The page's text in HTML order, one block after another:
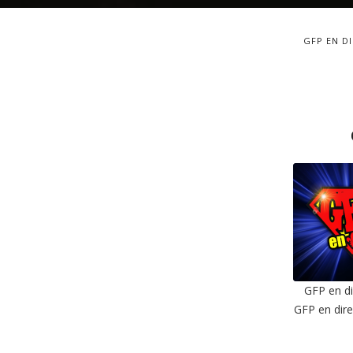
GFP EN
GFP en
GFP en